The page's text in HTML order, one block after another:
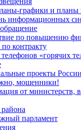
графики и планы
информационных
по повышению
контракту
«горячих
проекты России
мошенники!
от министерств,
парламент